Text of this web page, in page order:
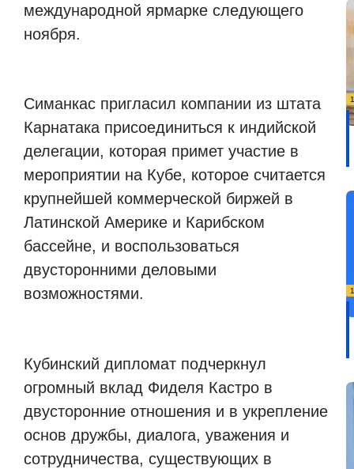
международной ярмарке следующего
ноября.
Симанкас пригласил компании из штата
Карнатака присоединиться к индийской
делегации, которая примет участие в
мероприятии на Кубе, которое считается
крупнейшей коммерческой биржей в
Латинской Америке и Карибском
бассейне, и воспользоваться
двусторонними деловыми
возможностями.
Кубинский дипломат подчеркнул
огромный вклад Фиделя Кастро в
двусторонние отношения и в укрепление
основ дружбы, диалога, уважения и
сотрудничества, существующих в